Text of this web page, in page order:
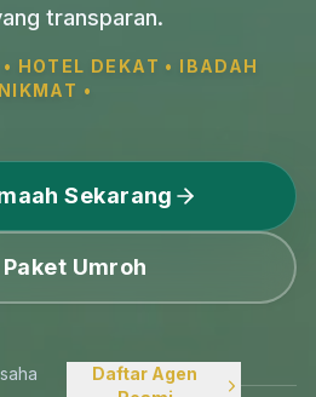
transparan.
HOTEL DEKAT • IBADAH
NIKMAT •
Sekarang
Umroh
Daftar Agen